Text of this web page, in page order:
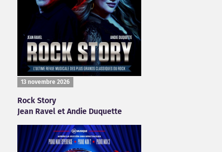
13 novembre 2026
Rock Story
Jean Ravel et Andie Duquette